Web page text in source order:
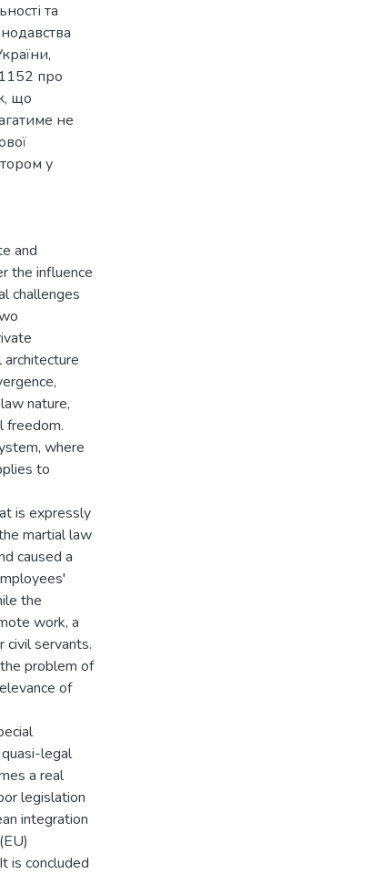
та
про
що
не
у
and
the influence
challenges
nature,
freedom.
where
to
is expressly
martial law
caused a
the
work, a
civil servants.
problem of
of
legal
a real
legislation
integration
is concluded